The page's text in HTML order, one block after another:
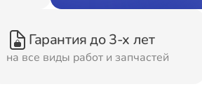
Гарантия до 3-х лет
на все виды работ и запчастей
Ремонт Стиральных
машин